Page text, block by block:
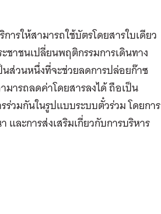
รให้สามารถใช้บัตรโดยสารใบเดียว
าชนเปลี่ยนพฤติกรรมการเดินทาง
ส่วนหนึ่งที่จะช่วยลดการปล่อยก๊าซ
มารถลดค่าโดยสารลงได้ ถือเป็น
ร่วมกันในรูปแบบระบบตั๋วร่วม โดยการ
ละการส่งเสริมเกี่ยวกับการบริหาร